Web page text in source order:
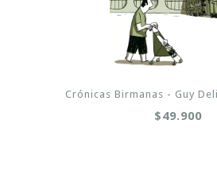
Crónicas Birmanas - Guy
$49.900